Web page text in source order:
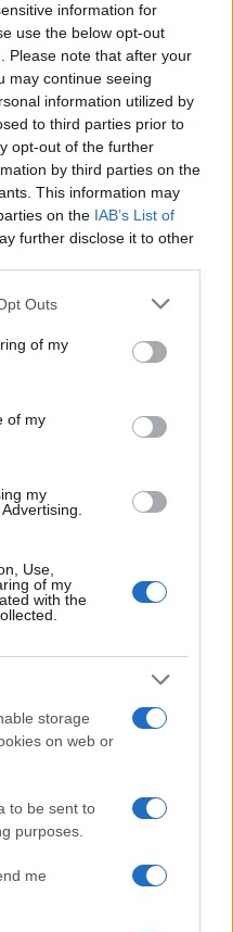
information for
use the below opt-out
Please note that after your
may continue seeing
information utilized by
to third parties prior to
opt-out of the further
by third parties on the
This information may
on the IAB’s List of
further disclose it to other
uses one or more Google
You may click to
its third-party tags to
purposes in below Google
Outs
of my
of my
my
Use,
of my
with the
storage
on web or
to be sent to
purposes.
me
pubblica